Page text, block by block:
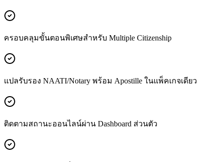
ครอบคลุมขั้นตอนพิเศษสำหรับ Multiple Citizenship
แปลรับรอง NAATI/Notary พร้อม Apostille ในแพ็คเกจเดียว
ติดตามสถานะออนไลน์ผ่าน Dashboard ส่วนตัว